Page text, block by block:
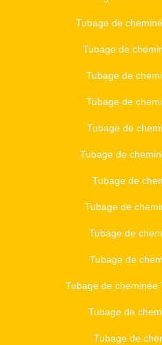
Tubage de
Tubage de
Tubage de
Tubage de
Tubage de
Tubage de
Tubage de
Tubage de
Tubage de
Tubage de
Tubage de cheminée
Tubage de
Tubage de